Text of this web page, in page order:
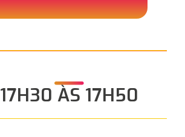
17H30 ÀS 17H50